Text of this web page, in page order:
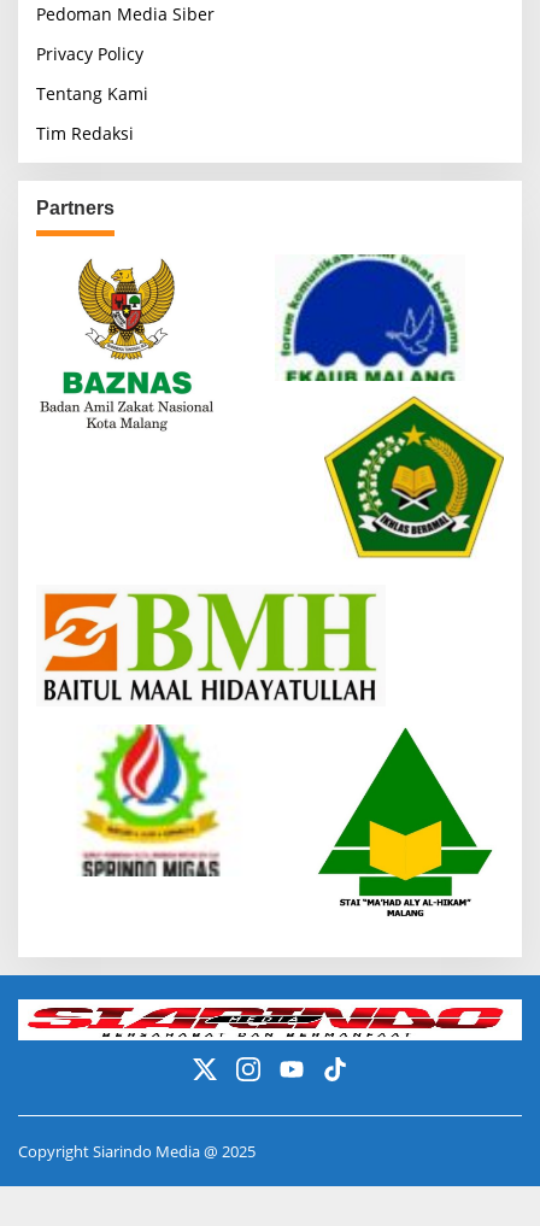
Pedoman Media Siber
Privacy Policy
Tentang Kami
Tim Redaksi
Partners
Copyright Siarindo Media @ 2025